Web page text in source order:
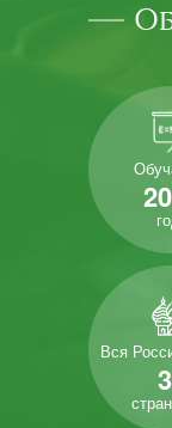
Вся